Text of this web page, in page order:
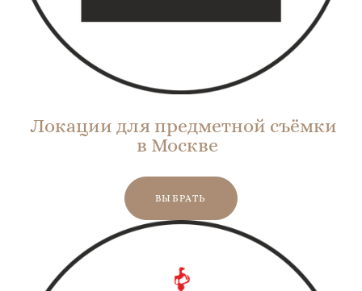
Локации для предметной съёмки
в Москве
ВЫБРАТЬ